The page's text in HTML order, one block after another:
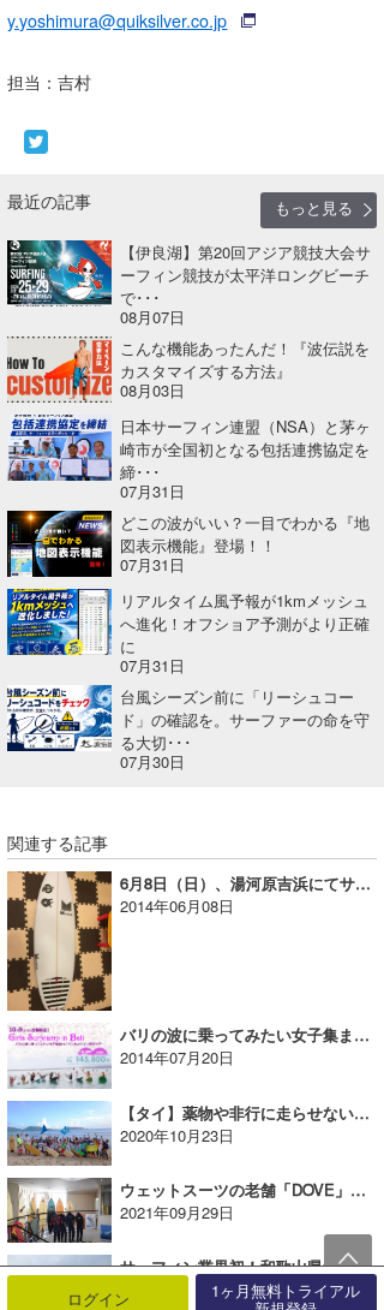
y.yoshimura@quiksilver.co.jp
担当：吉村
最近の記事
もっと見る
【伊良湖】第20回アジア競技大会サ
ーフィン競技が太平洋ロングビーチ
で･･･
08月07日
こんな機能あったんだ！『波伝説を
カスタマイズする方法』
08月03日
日本サーフィン連盟（NSA）と茅ヶ
崎市が全国初となる包括連携協定を
締･･･
07月31日
どこの波がいい？一目でわかる『地
図表示機能』登場！！
07月31日
リアルタイム風予報が1kmメッシュ
へ進化！オフショア予測がより正確
に
07月31日
台風シーズン前に「リーシュコー
ド」の確認を。サーファーの命を守
る大切･･･
07月30日
関連する記事
6月8日（日）、湯河原吉浜にてサーフボード盗難発生!!
2014年06月08日
バリの波に乗ってみたい女子集まれ！GIRLS SURFCAMP IN BALI★波伝説ユーザー特典付き
2014年07月20日
【タイ】薬物や非行に走らせない！「サーフィンスクール」で子供達の居場所を【AD】
2020年10月23日
ウェットスーツの老舗「DOVE」がスタッフを募集！【AD】
2021年09月29日
サーフィン業界初！和歌山県サーフィン連盟が緑綬褒章を受章
2015年11月02日
ログイン 1ヶ月無料トライアル